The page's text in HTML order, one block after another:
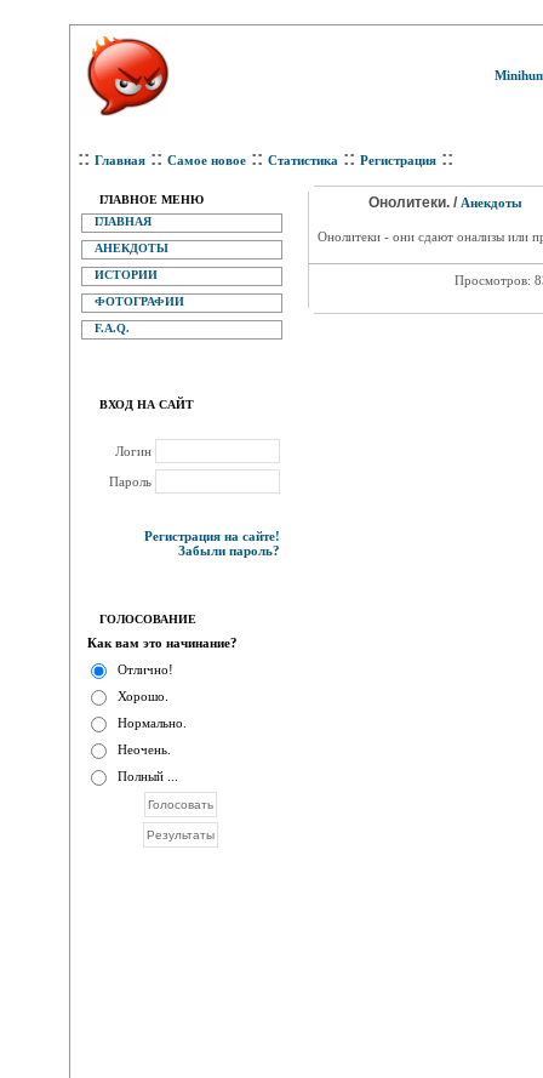
:: Главная :: Самое новое :: Статистика :: Регистрация ::
ГЛАВНОЕ МЕНЮ
ГЛАВНАЯ
АНЕКДОТЫ
ИСТОРИИ
ФОТОГРАФИИ
F.A.Q.
ВХОД НА САЙТ
Логин
Пароль
Регистрация на сайте!
Забыли пароль?
ГОЛОСОВАНИЕ
Как вам это начинание?
Отлично!
Хорошо.
Нормально.
Неочень.
Полный ...
Онолитеки. / Анекдоты
Онолитеки - они сдают онализы или
Просмотров: